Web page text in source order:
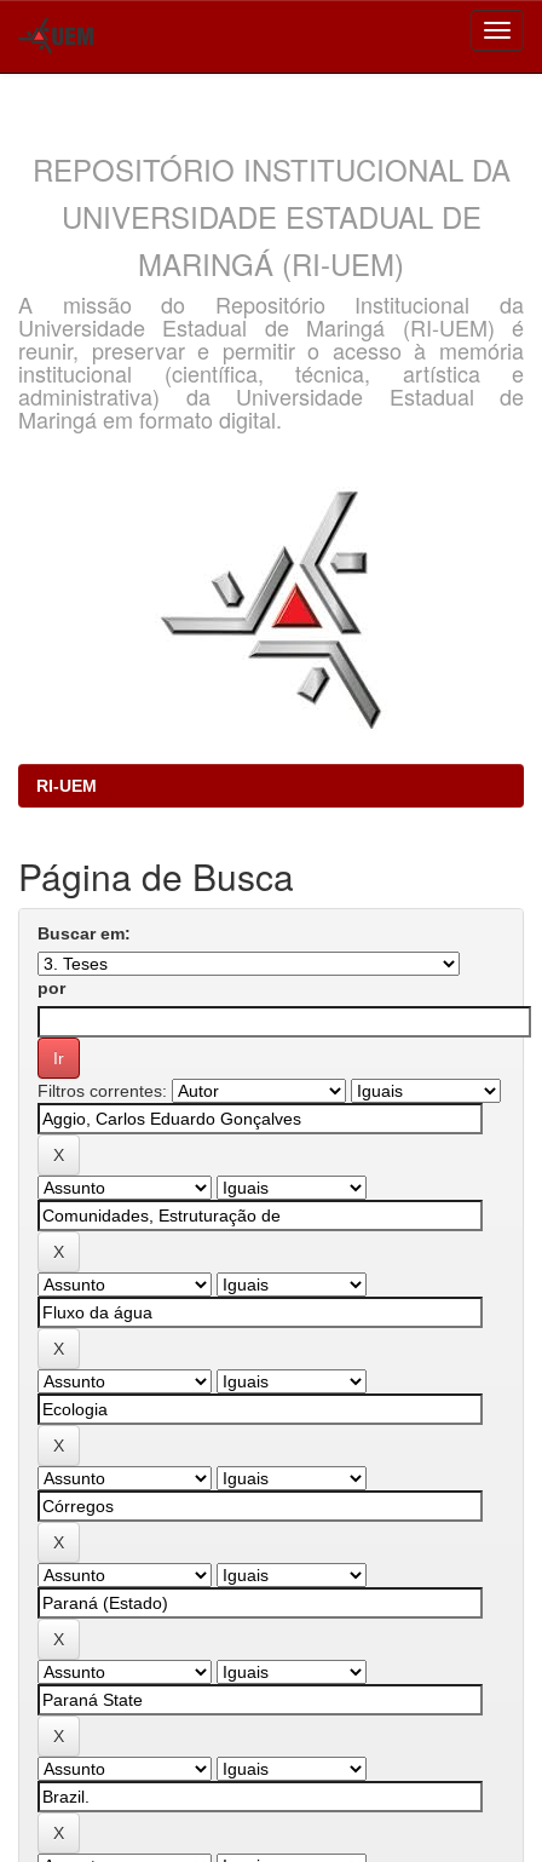
REPOSITÓRIO INSTITUCIONAL DA
UNIVERSIDADE ESTADUAL DE
MARINGÁ (RI-UEM)
A missão do Repositório Institucional da
Universidade Estadual de Maringá (RI-UEM) é
reunir, preservar e permitir o acesso à memória
institucional (científica, técnica, artística e
administrativa) da Universidade Estadual de
Maringá em formato digital.
RI-UEM
Página de Busca
Buscar em:
por
Filtros correntes: